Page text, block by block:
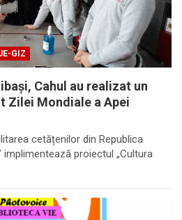
GIZ
Cahul au realizat un
Zilei Mondiale a Apei
cetățenilor din Republica
implimentează proiectul „Cultura